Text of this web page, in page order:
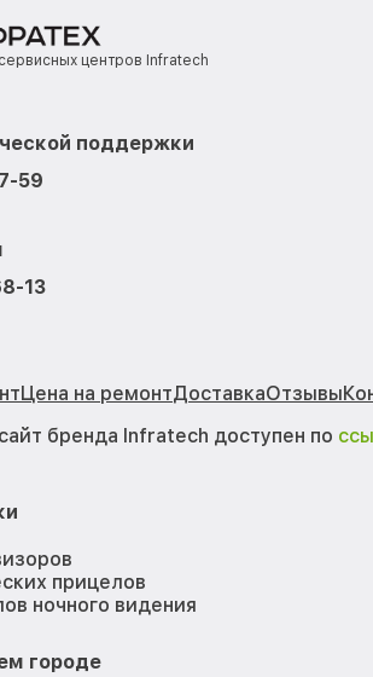
центров Infratech
поддержки
59
13
Цена на ремонтДоставкаОтзывы
бренда Infratech доступен по
прицелов
ночного видения
городе